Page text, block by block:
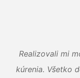
Realizovali mi
kúrenia. Všetko